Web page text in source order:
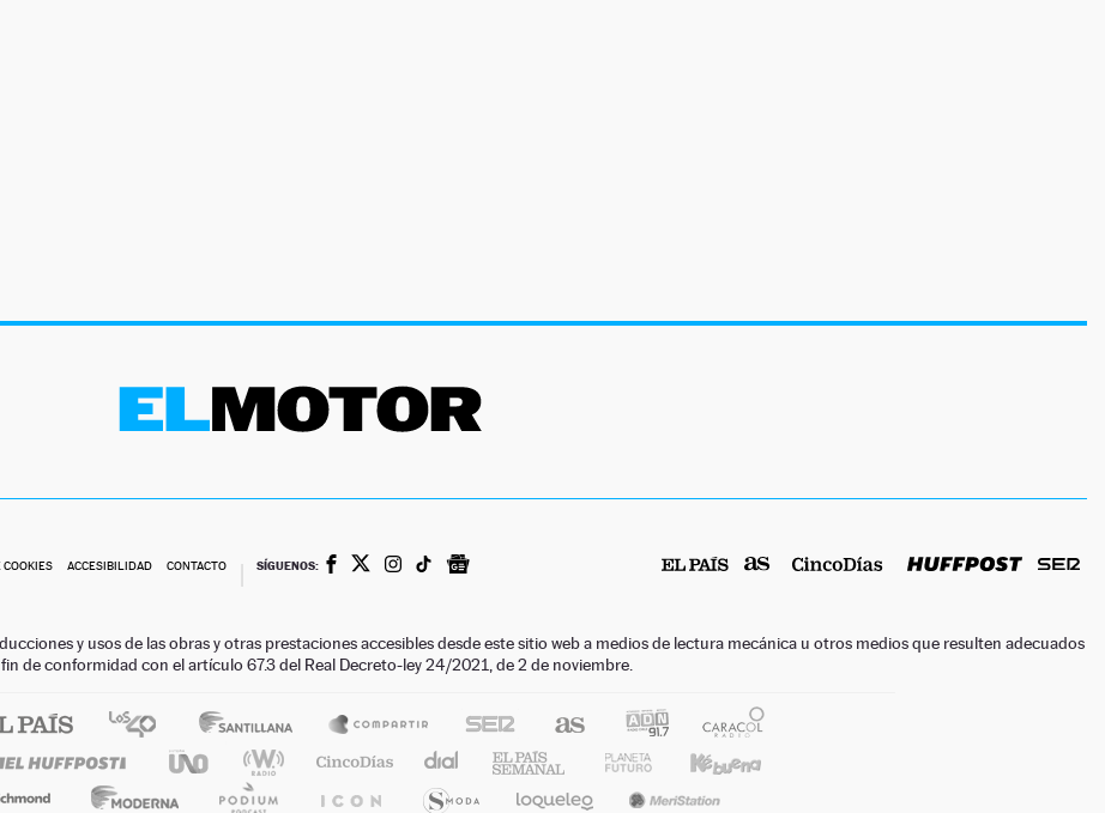
COOKIES ACCESIBILIDAD CONTACTO SÍGUENOS:
y usos de las obras y otras prestaciones accesibles desde este sitio web a medios de lectura mecánica u otros medios que resulten adecuados
de conformidad con el artículo 67.3 del Real Decreto-ley 24/2021, de 2 de noviembre.